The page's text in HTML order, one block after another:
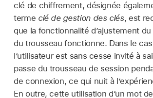
clé de chiffrement, désignée
terme clé de gestion des clés, est
que la fonctionnalité d’ajustement
du trousseau fonctionne. Dans le
l’utilisateur est sans cesse invité à
passe du trousseau de session
de connexion, ce qui nuit à
En outre, cette utilisation d’un mot